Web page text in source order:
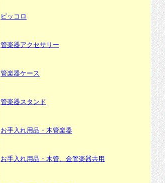
ピッコロ
管楽器アクセサリー
管楽器ケース
管楽器スタンド
お手入れ用品・木管楽器
お手入れ用品・木管、金管楽器共用